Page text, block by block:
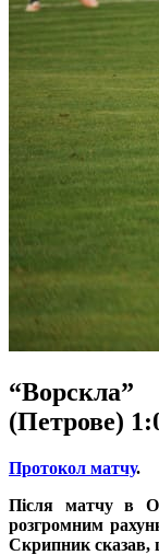
(Петрове)
Протокол матчу.
Після матчу в
розгромним
Скрипник сказав,